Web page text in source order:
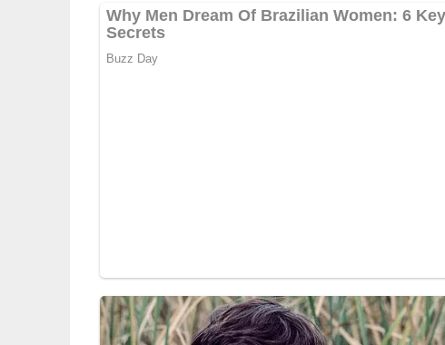
Vorbereitungszeit: 15 Minuten
Marinieren: 3-4 Stunden oder über Nacht
Garzeit: 55 Minuten